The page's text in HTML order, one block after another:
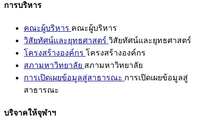
การบริหาร
คณะผู้บริหาร คณะผู้บริหาร
วิสัยทัศน์และยุทธศาสตร์ วิสัยทัศน์และยุทธศาสตร์
โครงสร้างองค์กร โครงสร้างองค์กร
สภามหาวิทยาลัย สภามหาวิทยาลัย
การเปิดเผยข้อมูลสู่สาธารณะ การเปิดเผยข้อมูลสู่
สาธารณะ
บริจาคให้จุฬาฯ